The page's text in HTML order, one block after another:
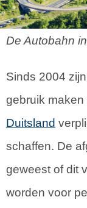
De Autobahn
Sinds 2004
gebruik
Duitsland
schaffen. De
geweest of dit
worden voor